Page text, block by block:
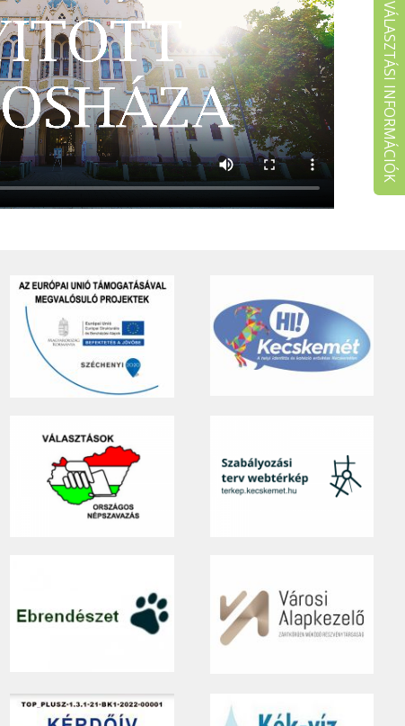
VÁLASZTÁSI INFORMÁCIÓK